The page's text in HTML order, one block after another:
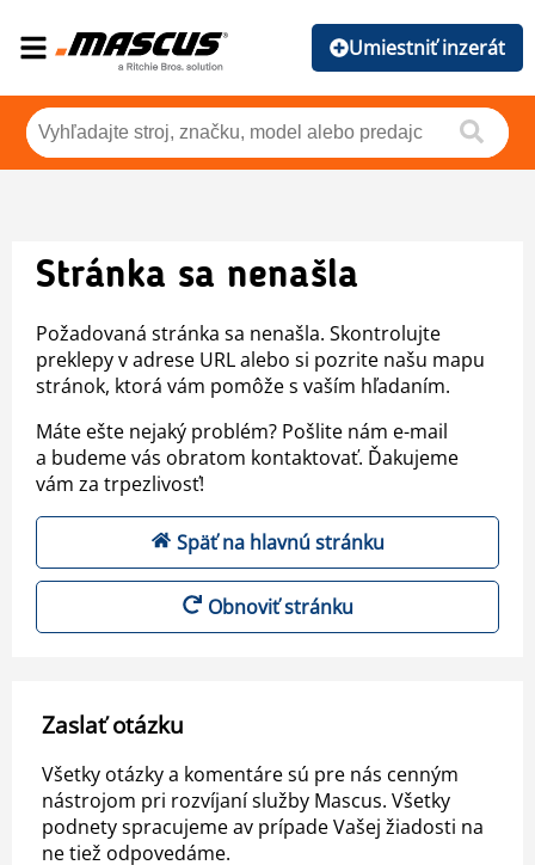
Umiestniť inzerát
Stránka sa nenašla
Požadovaná stránka sa nenašla. Skontrolujte
preklepy v adrese URL alebo si pozrite našu mapu
stránok, ktorá vám pomôže s vaším hľadaním.
Máte ešte nejaký problém? Pošlite nám e-mail
a budeme vás obratom kontaktovať. Ďakujeme
vám za trpezlivosť!
Späť na hlavnú stránku
Obnoviť stránku
Zaslať otázku
Všetky otázky a komentáre sú pre nás cenným
nástrojom pri rozvíjaní služby Mascus. Všetky
podnety spracujeme av prípade Vašej žiadosti na
ne tiež odpovedáme.